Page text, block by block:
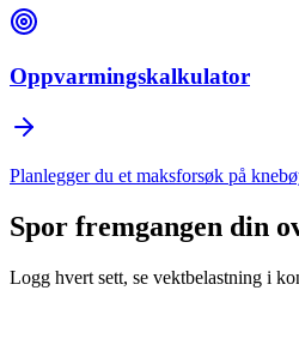
Oppvarmingskalkulator
Planlegger du et maksforsøk på
Spor fremgangen din
Logg hvert sett, se vektbelastning i